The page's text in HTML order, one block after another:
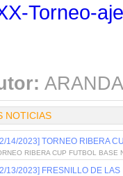
Torneo-
NOTICIAS
14/2023] TORNEO RIBERA
RIBERA CUP FUTBOL BASE
13/2023] FRESNILLO DE